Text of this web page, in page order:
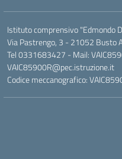
Istituto comprensivo "Edmondo
Via Pastrengo, 3 - 21052 Busto
Tel 0331683427 - Mail:
VAIC85900R@pec.istruzione.it
Codice meccanografico: